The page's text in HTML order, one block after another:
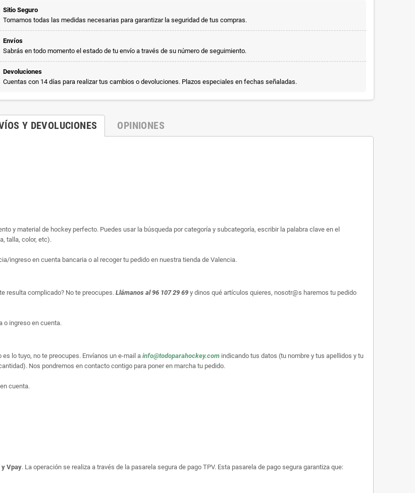
Sitio Seguro
Tomamos todas las medidas necesarias para garantizar la seguridad de tus compras.
Envíos
Sabrás en todo momento el estado de tu envío a través de su número de seguimiento.
Devoluciones
Cuentas con 14 días para realizar tus cambios o devoluciones. Plazos especiales en fechas señaladas.
Y DEVOLUCIONES OPINIONES
y material de hockey perfecto. Puedes usar la búsqueda por categoría y subcategoría, escribir la palabra clave en el
talla, color, etc).
ingreso en cuenta bancaria o al recoger tu pedido en nuestra tienda de Valencia.
resulta complicado? No te preocupes. Llámanos al 96 107 29 69 y dinos qué artículos quieres, nosotr@s haremos tu pedido
o ingreso en cuenta.
lo tuyo, no te preocupes. Envíanos un e-mail a info@todoparahockey.com indicando tus datos (tu nombre y tus apellidos y tu
Nos pondremos en contacto contigo para poner en marcha tu pedido.
cuenta.
y Vpay. La operación se realiza a través de la pasarela segura de pago TPV. Esta pasarela de pago segura garantiza que: